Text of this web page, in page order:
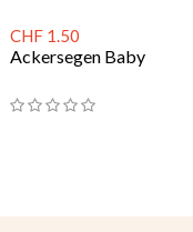
CHF 1.50
Ackersegen Baby